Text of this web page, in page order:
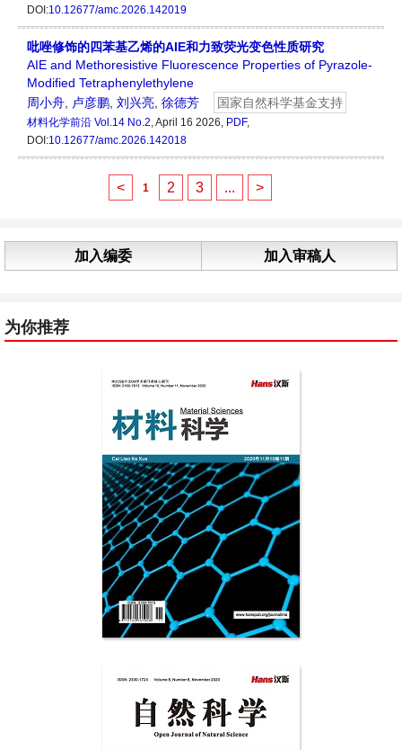
DOI:10.12677/amc.2026.142019
吡唑修饰的四苯基乙烯的AIE和力致荧光变色性质研究
AIE and Methoresistive Fluorescence Properties of Pyrazole-
Modified Tetraphenylethylene
周小舟
卢彦鹏 刘兴亮 徐德芳 国家自然科学基金支持
材料化学前沿 Vol.14 No.2, April 16 2026, PDF,
DOI:10.12677/amc.2026.142018
< 1 2 3 ... >
加入编委 加入审稿人
为你推荐